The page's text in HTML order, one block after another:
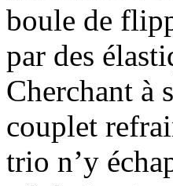
boule de
par des
Cherchant à
couplet
trio n’y